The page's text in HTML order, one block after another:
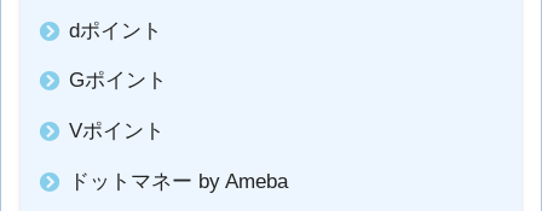
dポイント
Gポイント
Vポイント
ドットマネー by Ameba